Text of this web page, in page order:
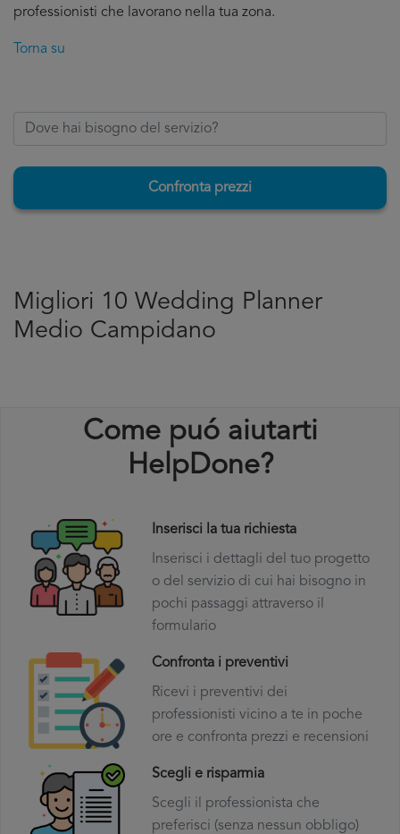
professionisti che lavorano nella tua zona.
Torna su
Confronta prezzi
Migliori 10 Wedding Planner
Medio Campidano
Come puó aiutarti
HelpDone?
Inserisci la tua richiesta
Inserisci i dettagli del tuo progetto
o del servizio di cui hai bisogno in
pochi passaggi attraverso il
formulario
Confronta i preventivi
Ricevi i preventivi dei
professionisti vicino a te in poche
ore e confronta prezzi e recensioni
Scegli e risparmia
Scegli il professionista che
preferisci (senza nessun obbligo)